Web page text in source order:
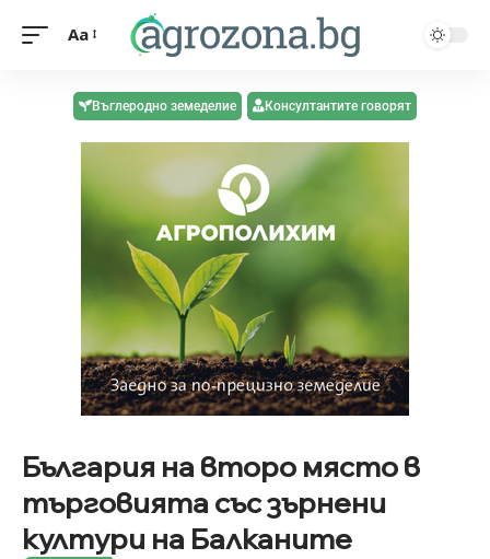
Aa
Въглеродно земеделие Консултантите говорят
България на второ място в
търговията със зърнени
култури на Балканите